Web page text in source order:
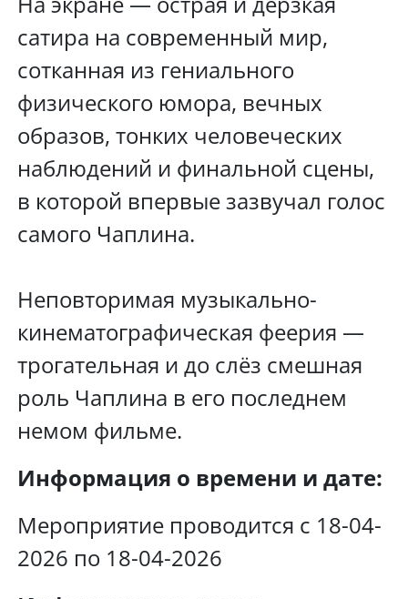
сатира на современный мир,
сотканная из гениального
физического юмора, вечных
образов, тонких человеческих
наблюдений и финальной сцены,
в которой впервые зазвучал голос
самого Чаплина.
Неповторимая музыкально-
кинематографическая феерия —
трогательная и до слёз смешная
роль Чаплина в его последнем
немом фильме.
Информация о времени и дате:
Мероприятие проводится с 18-04-
2026 по 18-04-2026